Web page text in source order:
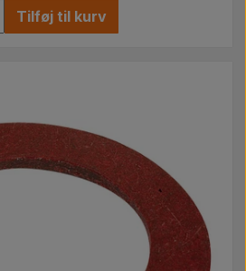
Tilføj til kurv